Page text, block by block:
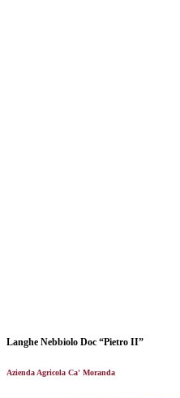
Langhe Nebbiolo Doc “Pietro II”
Azienda Agricola Ca' Moranda